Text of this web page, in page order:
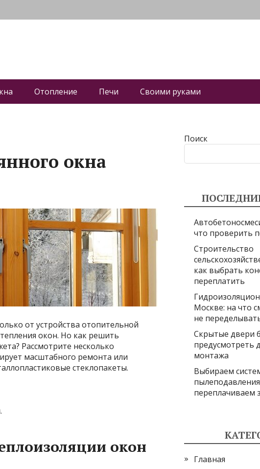
Отопление Печи Своими руками
окна
от устройства отопительной
окон. Но как решить
Рассмотрите несколько
масштабного ремонта или
стеклопакеты.
окон
Поиск
что проверить
Строительство
как выбрать
переплатить
Москве: на что
не
Скрытые двери
предусмотреть
монтажа
Выбираем
переплачиваем
Главная